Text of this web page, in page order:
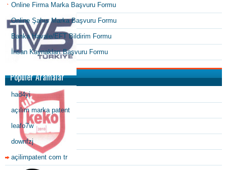
Online Firma Marka Başvuru Formu
Online Şahıs Marka Başvuru Formu
Banka Havale/EFT Bildirim Formu
İnsan Kaynakları Başvuru Formu
Popüler Aramalar
had4yi
açılım marka patent
leafo7w
downfzj
açilimpatent com tr